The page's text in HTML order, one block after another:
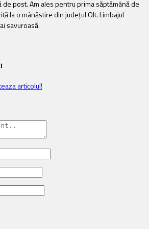
post. Am ales pentru prima săptămână de
la o mânăstire din județul Olt. Limbajul
savuroasă.
articolul!